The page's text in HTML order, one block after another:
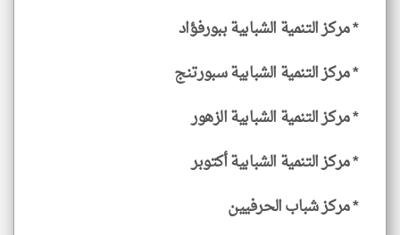
* مركز التنمية الشبابية ببورفؤاد
* مركز التنمية الشبابية سبورتنج
* مركز التنمية الشبابية الزهور
* مركز التنمية الشبابية أكتوبر
* مركز شباب الحرفيين